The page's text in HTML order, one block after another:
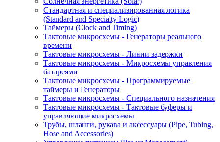
Стандартная и специализированная логика
(Standard and Specialty Logic)
Таймеры (Clock and Timing)
Тактовые микросхемы - Генераторы реального
времени
Тактовые микросхемы - Линии задержки
Тактовые микросхемы - Микросхемы управления
батареями
Тактовые микросхемы - Программируемые
таймеры и Генераторы
Тактовые микросхемы - Специального назначения
Тактовые микросхемы - Тактовые буферы и
управляющие микросхемы
Трубы, шланги, рукава и аксессуары (Pipe, Tubing,
Hose and Accessories)